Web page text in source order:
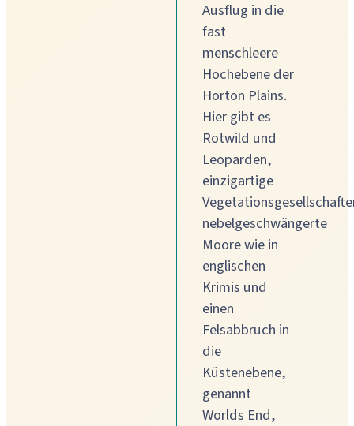
Ausflug in die
fast
menschleere
Hochebene der
Horton Plains.
Hier gibt es
Rotwild und
Leoparden,
einzigartige
nebelgeschwängerte
Moore wie in
englischen
Krimis und
einen
Felsabbruch in
die
Küstenebene,
genannt
Worlds End,